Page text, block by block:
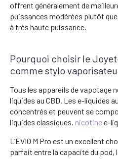
offrent généralement de
puissances modérées plutôt
à très haute puissance.
Pourquoi choisir le
comme stylo
Tous les appareils de vapotage
liquides au CBD. Les e-liquides
concentrés et peuvent se
liquides classiques. nicotinee-
L’EVIO M Pro est un excellent
parfait entre la capacité du pod,